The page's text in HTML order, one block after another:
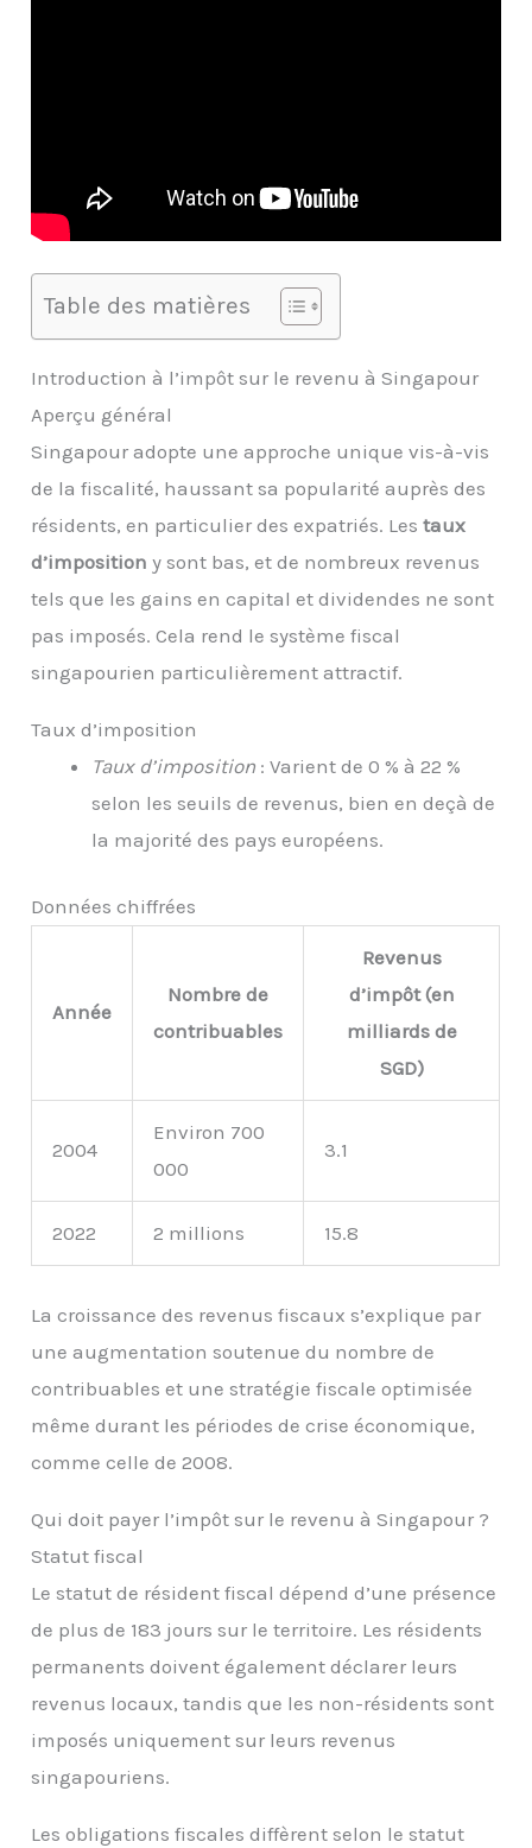
Table des matières
Introduction à l’impôt sur le revenu à Singapour
Aperçu général
Singapour adopte une approche unique vis-à-vis
de la fiscalité, haussant sa popularité auprès des
résidents, en particulier des expatriés. Lestaux
d’imposition y sont bas, et de nombreux revenus
tels que les gains en capital et dividendes ne sont
pas imposés. Cela rend le système fiscal
singapourien particulièrement attractif.
Taux d’imposition
Taux d’imposition : Varient de 0 % à 22 %
selon les seuils de revenus, bien en deçà de
la majorité des pays européens.
Données chiffrées
Année
Nombre de
contribuables
Revenus
d’impôt (en
milliards de
SGD)
2004
Environ 700
000
3.1
2022 2 millions 15.8
La croissance des revenus fiscaux s’explique par
une augmentation soutenue du nombre de
contribuables et une stratégie fiscale optimisée
même durant les périodes de crise économique,
comme celle de 2008.
Qui doit payer l’impôt sur le revenu à Singapour ?
Statut fiscal
Le statut de résident fiscal dépend d’une présence
de plus de 183 jours sur le territoire. Les résidents
permanents doivent également déclarer leurs
revenus locaux, tandis que les non-résidents sont
imposés uniquement sur leurs revenus
singapouriens.
Les obligations fiscales diffèrent selon le statut